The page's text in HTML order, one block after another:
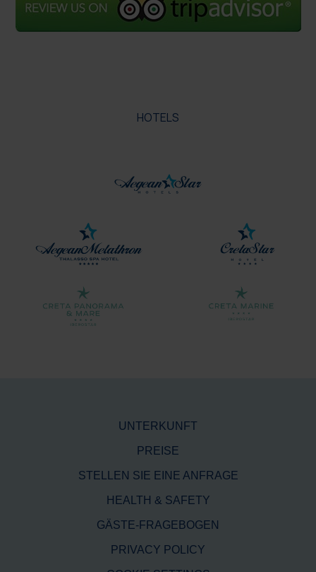
HOTELS
UNTERKUNFT
PREISE
STELLEN SIE EINE ANFRAGE
HEALTH & SAFETY
GÄSTE-FRAGEBOGEN
PRIVACY POLICY